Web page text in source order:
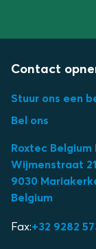
Contact
Stuur ons een
Bel ons
Roxtec Belgium
Wijmenstraat
9030
Belgium
Fax:+32 9282